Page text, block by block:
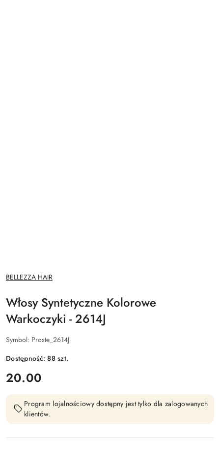
NAZWA
PRODUCENTA:
BELLEZZA HAIR
Włosy Syntetyczne Kolorowe
Warkoczyki - 2614J
Symbol: Proste_2614J
Dostępność:88szt.
cena:
20.00
Program lojalnościowy dostępny jest tylko dla zalogowanych
klientów.